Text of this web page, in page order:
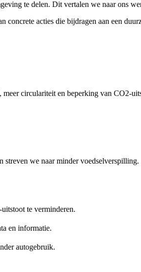
te delen. Dit vertalen we naar ons
acties die bijdragen aan een
meer circulariteit en beperking van CO2-
streven we naar minder voedselverspilling.
te verminderen.
en informatie.
autogebruik.